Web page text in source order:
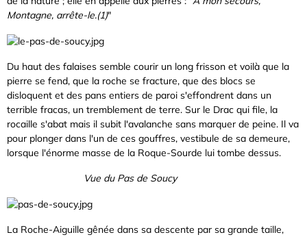
Montagne, arrête-le.(1)"
Du haut des falaises semble courir un long frisson et voilà que la
pierre se fend, que la roche se fracture, que des blocs se
disloquent et des pans entiers de paroi s'effondrent dans un
terrible fracas, un tremblement de terre. Sur le Drac qui file, la
rocaille s'abat mais il subit l'avalanche sans marquer de peine. Il va
pour plonger dans l'un de ces gouffres, vestibule de sa demeure,
lorsque l'énorme masse de la Roque-Sourde lui tombe dessus.
Vue du Pas de Soucy
La Roche-Aiguille gênée dans sa descente par sa grande taille,